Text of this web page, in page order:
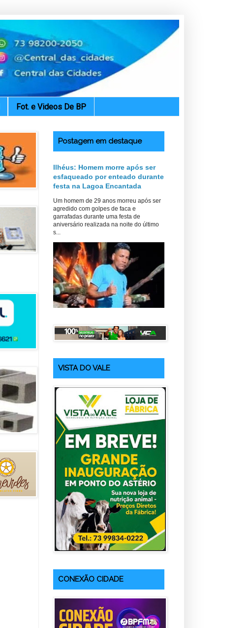
Fot. e Videos De BP
Postagem em destaque
Ilhéus: Homem morre após ser
esfaqueado por enteado durante
festa na Lagoa Encantada
Um homem de 29 anos morreu após ser
agredido com golpes de faca e
garrafadas durante uma festa de
aniversário realizada na noite do último
s...
VISTA DO VALE
CONEXÃO CIDADE